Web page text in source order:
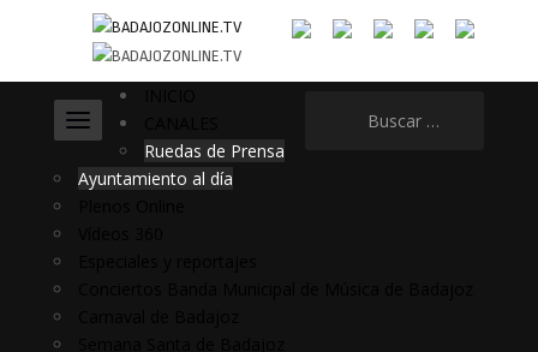
Ruedas de Prensa
Ayuntamiento al día